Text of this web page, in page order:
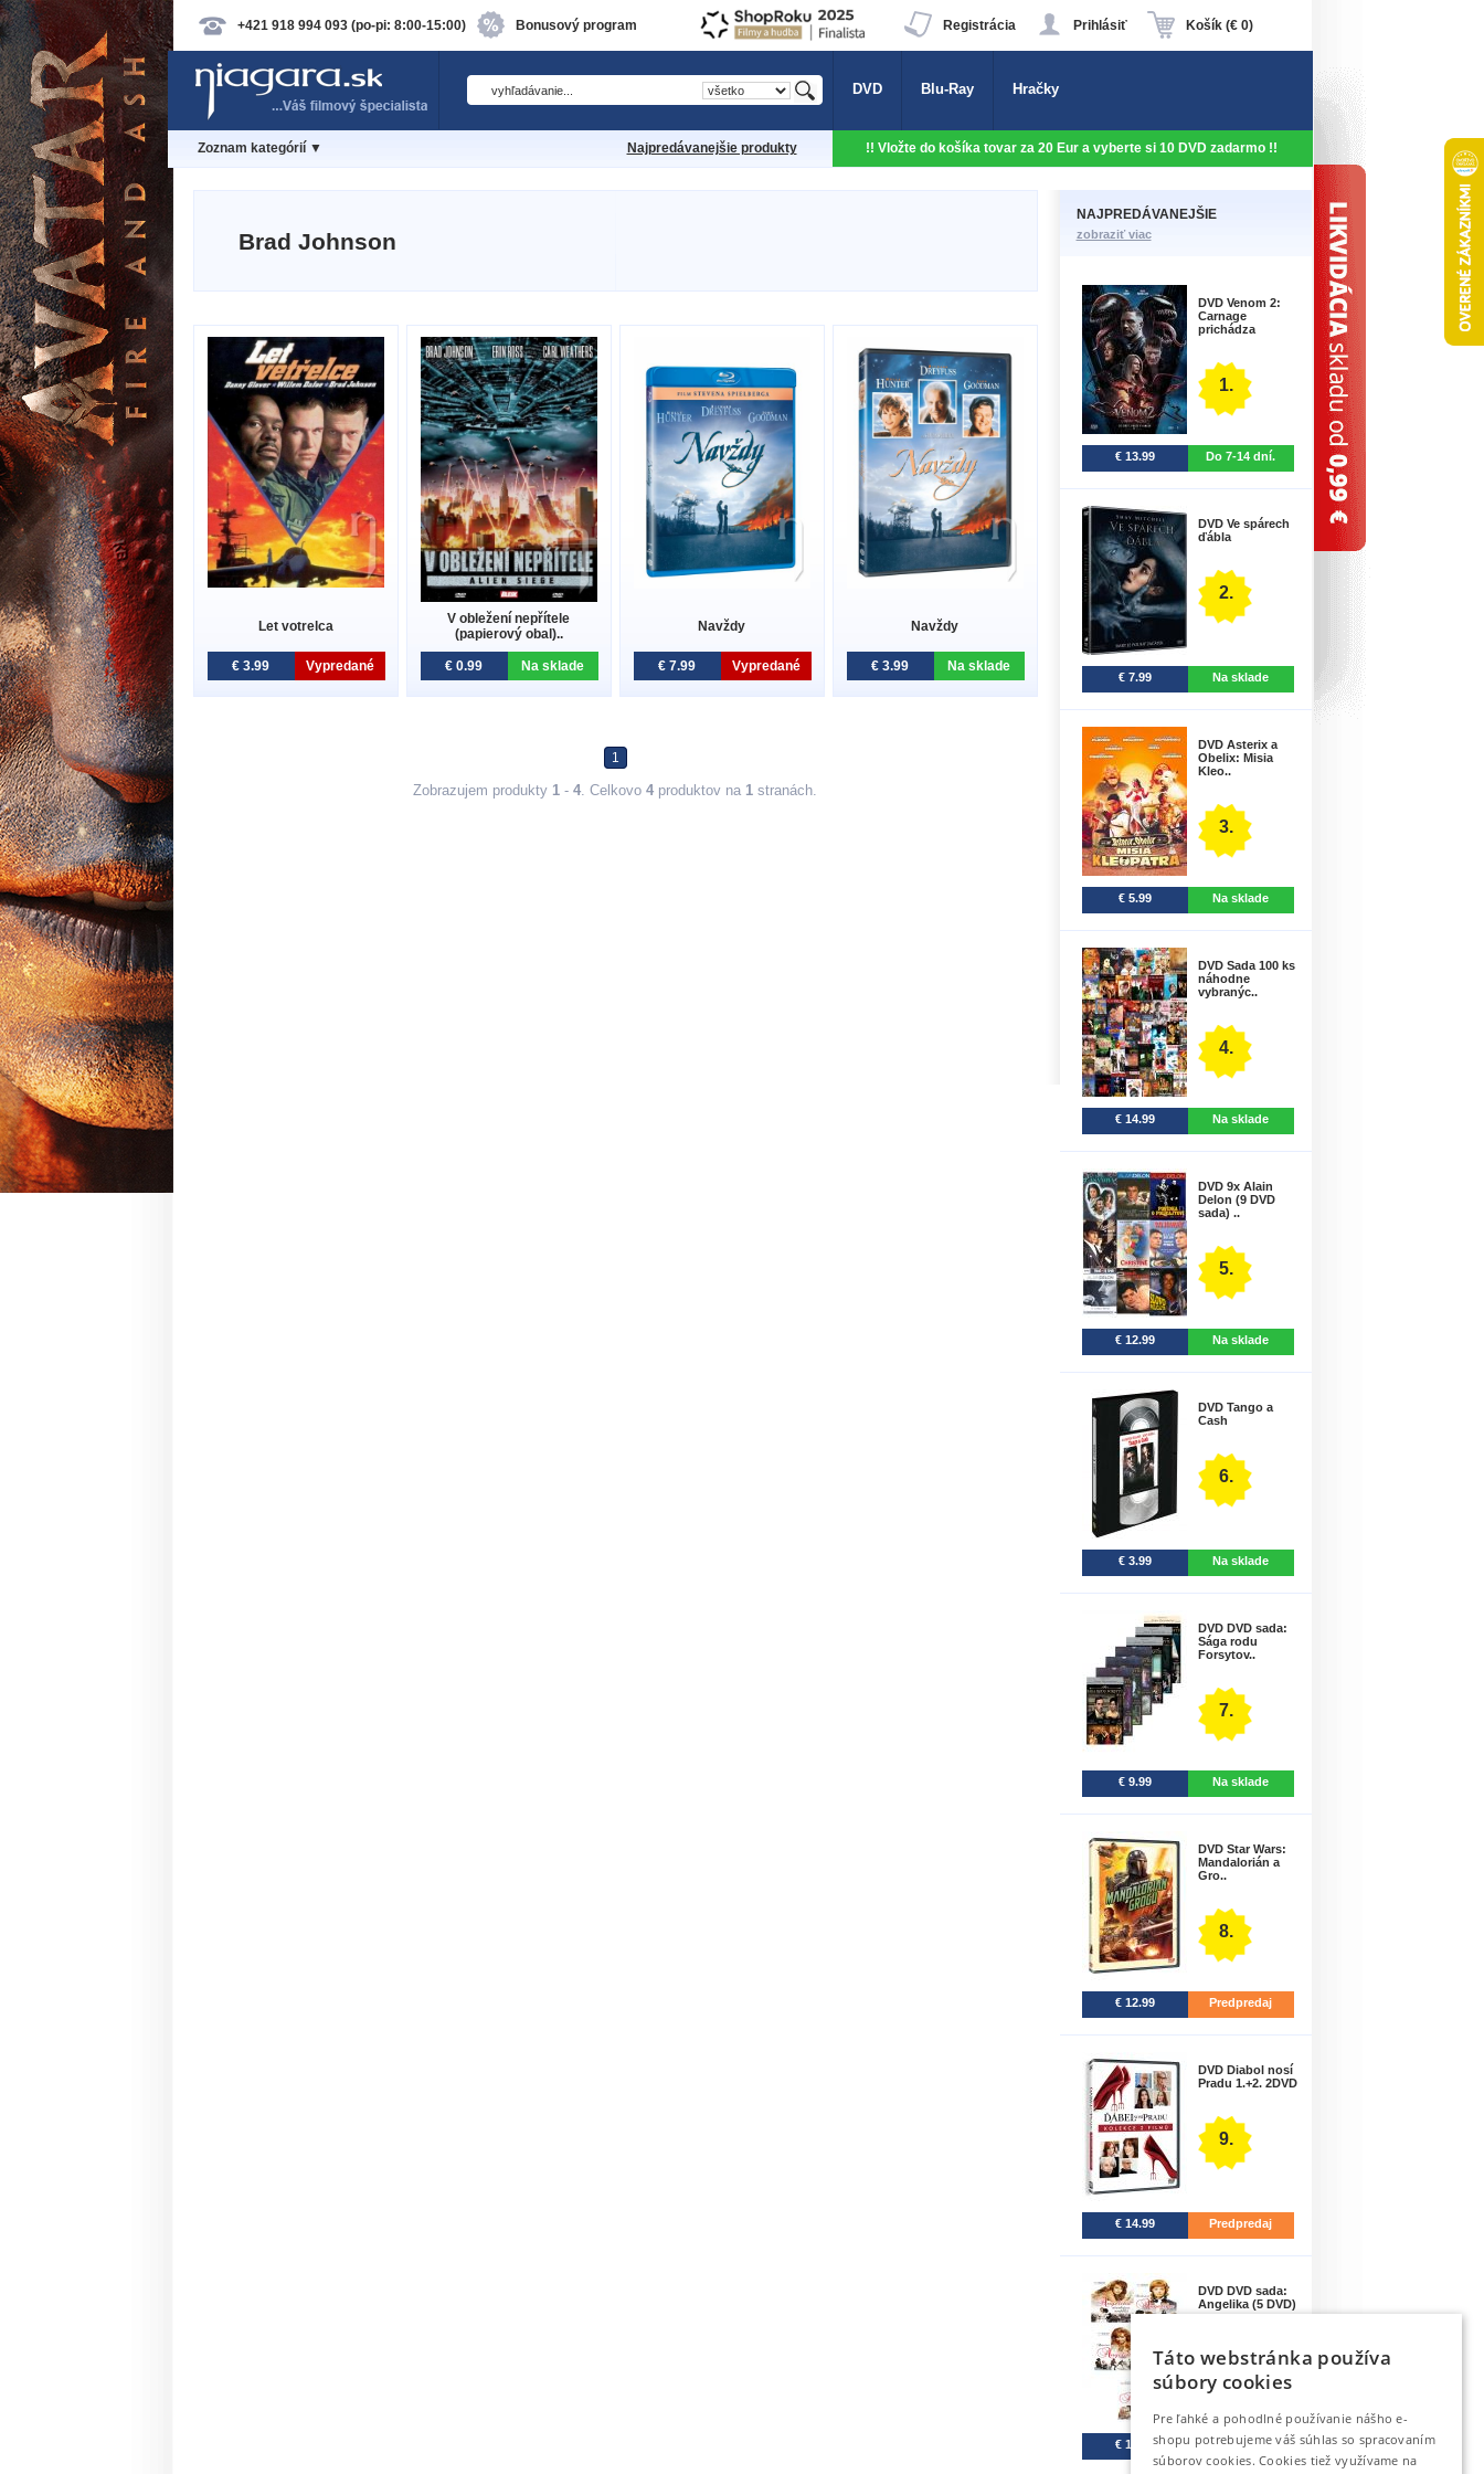
+421 918 994 093 (po-pi: 8:00-15:00) Bonusový program Košík (€ 0)
Prihlásiť
Registrácia
DVD Blu-Ray Hračky
Zoznam kategórií ▼ Najpredávanejšie produkty !! Vložte do košíka tovar za 20 Eur a vyberte si 10 DVD zadarmo !!
Brad Johnson
Let votrelca
€ 3.99 Vypredané
V obležení nepřítele
(papierový obal)..
€ 0.99 Na sklade
Navždy
€ 7.99 Vypredané
Navždy
€ 3.99 Na sklade
1
Zobrazujem produkty 1 - 4. Celkovo 4 produktov na 1 stranách.
NAJPREDÁVANEJŠIE
zobraziť viac
DVD Venom 2:
Carnage
prichádza
1.
€ 13.99 Do 7-14 dní.
DVD Ve spárech
ďábla
2.
€ 7.99 Na sklade
DVD Asterix a
Obelix: Misia
Kleo..
3.
€ 5.99 Na sklade
DVD Sada 100 ks
náhodne
vybranýc..
4.
€ 14.99 Na sklade
DVD 9x Alain
Delon (9 DVD
sada) ..
5.
€ 12.99 Na sklade
DVD Tango a
Cash
6.
€ 3.99 Na sklade
DVD DVD sada:
Sága rodu
Forsytov..
7.
€ 9.99 Na sklade
DVD Star Wars:
Mandalorián a
Gro..
8.
€ 12.99 Predpredaj
DVD Diabol nosí
Pradu 1.+2. 2DVD
9.
€ 14.99 Predpredaj
DVD DVD sada:
Angelika (5 DVD)
-..
€ 16.99 Na sklade
Táto webstránka používa
súbory cookies
Pre ľahké a pohodlné používanie nášho e-
shopu potrebujeme váš súhlas so spracovaním
súborov cookies. Cookies tiež využívame na